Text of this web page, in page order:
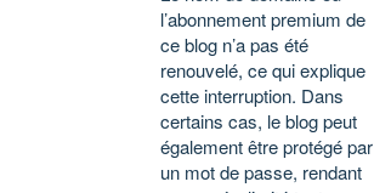
l’abonnement premium de
ce blog n’a pas été
renouvelé, ce qui explique
cette interruption. Dans
certains cas, le blog peut
également être protégé par
un mot de passe, rendant